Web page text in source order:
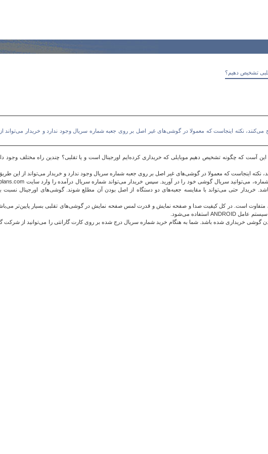
تشخیص دهیم؟
نکته اینجاست که معمولا در گوشی‌های غیر اصل بر روی جعبه شماره سریال وجود ندارد و خریدار می‌تواند
آست که چگونه تشخیص دهیم موبایلی که خریداری کرده‌ایم اورجینال است و یا تقلبی؟ چندین راه مختلف وجود
نکته اینجاست که معمولا در گوشی‌های غیر اصل بر روی جعبه شماره سریال وجود ندارد و خریدار می‌تواند از این
حتی می‌تواند با مقایسه جعبه‌های دو دستگاه از اصل بودن آن مطلع شوند. گوشی‌های اورجینال نسبت به
گوشی خریداری شده باشد. شما به هنگام خرید شماره سریال درج شده بر روی کارت گارانتی را می‌توانید از شرکت